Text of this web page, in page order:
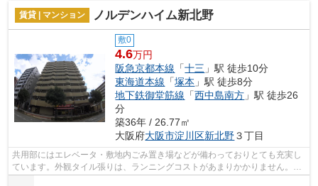
賃貸 | マンション ノルデンハイム新北野
敷0
4.6万円
阪急京都本線 「十三 」駅 徒歩10分
東海道本線 「塚本 」駅 徒歩8分
地下鉄御堂筋線 「西中島南方 」駅 徒歩26
分
築36年 / 26.77㎡
大阪府大阪市淀川区新北野３丁目
共用部にはエレベータ・敷地内ごみ置き場などが備わっておりとても充実し
ています。外観タイル張りは、ランニングコストがあまりかかりません。駅
が周辺に2つあるので行動範囲が広がり...